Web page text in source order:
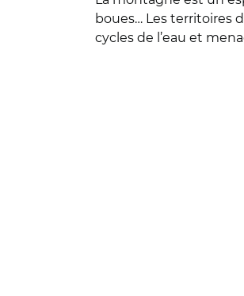
boues… Les territoires
cycles de l’eau et